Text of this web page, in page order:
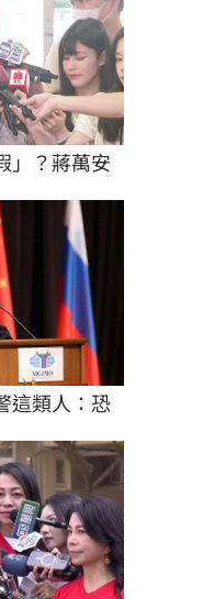
」？蔣萬安
這類人：恐